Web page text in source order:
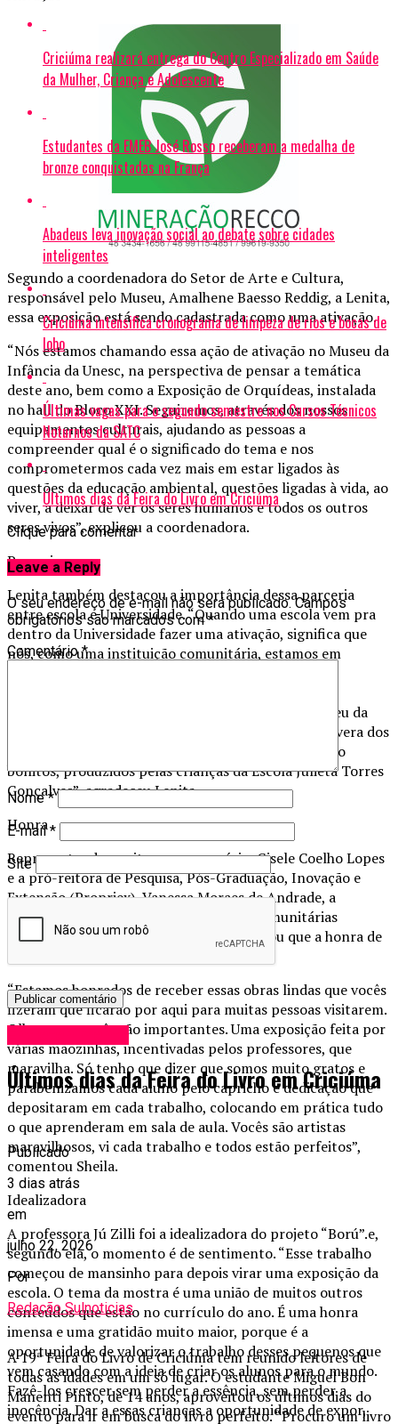
Segundo a coordenadora do Setor de Arte e Cultura,
responsável pelo Museu, Amalhene Baesso Reddig, a Lenita,
essa exposição está sendo cadastrada como uma ativação.
“Nós estamos chamando essa ação de ativação no Museu da
Infância da Unesc, na perspectiva de pensar a temática
deste ano, bem como a Exposição de Orquídeas, instalada
no hall do Bloco XXI. Seguiremos, através dos nossos
equipamentos culturais, ajudando as pessoas a
compreender qual é o significado do tema e nos
comprometermos cada vez mais em estar ligados às
questões da educação ambiental, questões ligadas à vida, ao
viver, a deixar de ver os seres humanos e todos os outros
seres vivos”, explicou a coordenadora.
Parceria
Lenita também destacou a importância dessa parceria
entre escola e Universidade. “Quando uma escola vem pra
dentro da Universidade fazer uma ativação, significa que
nós, como uma instituição comunitária, estamos em
querendo também fazer uma ativação. Nós, do Museu da
Infância, estamos orgulhosamente abrindo a Primavera dos
Museus, com esses trabalhos ricos, especiais, e muito
bonitos, produzidos pelas crianças da Escola Julieta Torres
Gonçalves”, agradeceu Lenita.
Honra
Representando a reitora em exercício, Gisele Coelho Lopes
e a pró-reitora de Pesquisa, Pós-Graduação, Inovação e
Extensão (Propriex), Vanessa Moraes de Andrade, a
diretora de Extensão, Cultura e Ações Comunitárias
(Dirext), Sheila Martignago Saleh, destacou que a honra de
“Estamos honrados de receber essas obras lindas que vocês
fizeram que ficarão por aqui para muitas pessoas visitarem.
Olha como vocês são importantes. Uma exposição feita por
várias mãozinhas, incentivadas pelos professores, que
maravilha. Só tenho que dizer que somos muito gratos e
parabenizamos cada aluno pelo capricho e dedicação que
depositaram em cada trabalho, colocando em prática tudo
o que aprenderam em sala de aula. Vocês são artistas
maravilhosos, vi cada trabalho e todos estão perfeitos”,
comentou Sheila.
Idealizadora
A professora Jú Zilli foi a idealizadora do projeto “Ború”.e,
segundo ela, o momento é de sentimento. “Esse trabalho
começou de mansinho para depois virar uma exposição da
escola. O tema da mostra é uma união de muitos outros
conteúdos que estão no currículo do ano. É uma honra
imensa e uma gratidão muito maior, porque é a
oportunidade de valorizar o trabalho desses pequenos que
vem casando com a ideia de criar os alunos para o mundo.
Fazê-los crescer sem perder a essência, sem perder a
inocência. Dar a essas crianças a oportunidade de expor,
Criciúma realizará entrega do Centro Especializado em Saúde
da Mulher, Criança e Adolescente
Estudantes da EMEB José Rosso receberam a medalha de
bronze conquistadas na França
Abadeus leva inovação social ao debate sobre cidades
inteligentes
Criciúma intensifica cronograma de limpeza de rios e bocas de
lobo
Últimas vagas para o segundo semestre nos Cursos Técnicos
Noturnos da SATC
Últimos dias da Feira do Livro em Criciúma
Clique para comentar
Leave a Reply
O seu endereço de e-mail não será publicado. Campos
obrigatórios são marcados com*
Comentário*
Nome*
E-mail*
Site
Últimos dias da Feira do Livro em Criciúma
Publicado
3 dias atrás
em
julho 22, 2026
Por
Redação Sulnoticias
A 19ª Feira do Livro de Criciúma tem reunido leitores de
todas as idades em um só lugar. O estudante Miguel Bon
Manenti Pinto, de 14 anos, aproveitou os últimos dias do
evento para ir em busca do livro perfeito. “Procuro um livro